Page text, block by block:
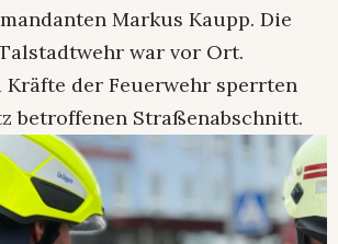
Markus Kaupp. Die
war vor Ort.
der Feuerwehr sperrten
betroffenen Straßenabschnitt.